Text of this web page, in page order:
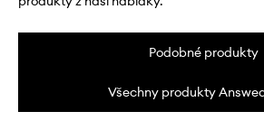
Podobné produkty
Všechny produkty